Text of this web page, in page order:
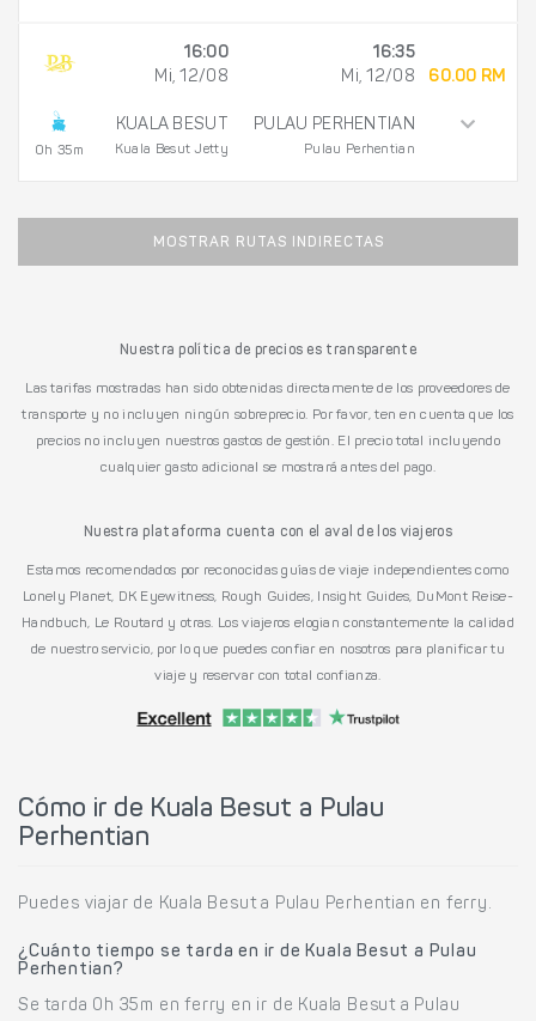
0h 35m
16:00
Mi, 12/08
KUALA BESUT
Kuala Besut Jetty
16:35
Mi, 12/08
PULAU PERHENTIAN
Pulau Perhentian
60.00 RM
MOSTRAR RUTAS INDIRECTAS
Nuestra política de precios es transparente
Las tarifas mostradas han sido obtenidas directamente de los proveedores de
transporte y no incluyen ningún sobreprecio. Por favor, ten en cuenta que los
precios no incluyen nuestros gastos de gestión. El precio total incluyendo
cualquier gasto adicional se mostrará antes del pago.
Nuestra plataforma cuenta con el aval de los viajeros
Estamos recomendados por reconocidas guías de viaje independientes como
Lonely Planet, DK Eyewitness, Rough Guides, Insight Guides, DuMont Reise-
Handbuch, Le Routard y otras. Los viajeros elogian constantemente la calidad
de nuestro servicio, por lo que puedes confiar en nosotros para planificar tu
viaje y reservar con total confianza.
Cómo ir de Kuala Besut a Pulau
Perhentian
Puedes viajar de Kuala Besut a Pulau Perhentian en ferry.
¿Cuánto tiempo se tarda en ir de Kuala Besut a Pulau
Perhentian?
Se tarda 0h 35m en ferry en ir de Kuala Besut a Pulau